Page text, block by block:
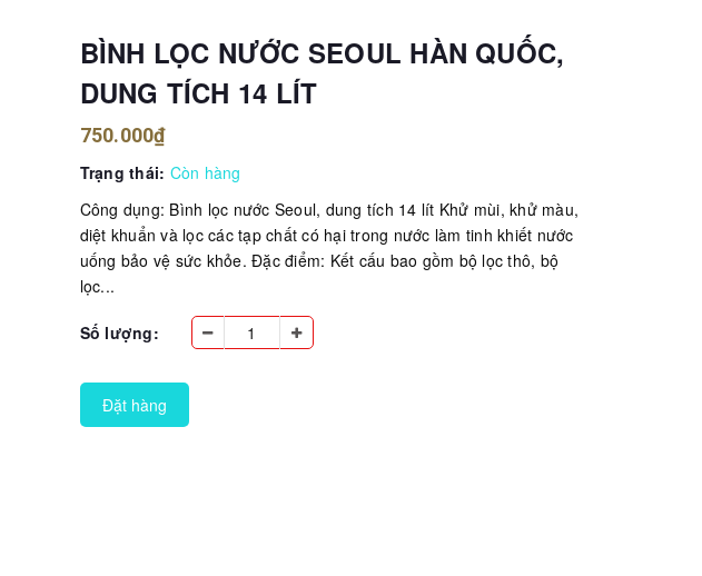
BÌNH LỌC NƯỚC SEOUL HÀN QUỐC,
DUNG TÍCH 14 LÍT
750.000₫
Trạng thái: Còn hàng
Công dụng: Bình lọc nước Seoul, dung tích 14 lít Khử mùi, khử màu,
diệt khuẩn và lọc các tạp chất có hại trong nước làm tinh khiết nước
uống bảo vệ sức khỏe. Đặc điểm: Kết cấu bao gồm bộ lọc thô, bộ
lọc...
Số lượng:
Đặt hàng